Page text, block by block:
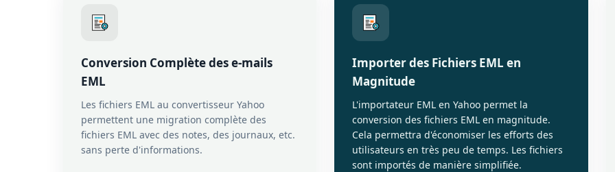
Conversion Complète des e-mails
EML
Les fichiers EML au convertisseur Yahoo
permettent une migration complète des
fichiers EML avec des notes, des journaux, etc.
sans perte d'informations.
Importer des Fichiers EML en
Magnitude
L'importateur EML en Yahoo permet la
conversion des fichiers EML en magnitude.
Cela permettra d'économiser les efforts des
utilisateurs en très peu de temps. Les fichiers
sont importés de manière simplifiée.